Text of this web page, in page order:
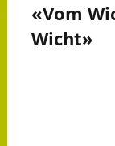
«Vom
Wicht»